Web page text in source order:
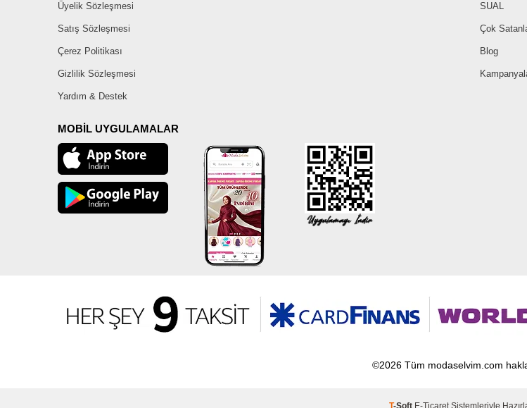
Üyelik Sözleşmesi
Satış Sözleşmesi
Çerez Politikası
Gizlilik Sözleşmesi
Yardım & Destek
SUAL
Çok
Blog
MOBİL UYGULAMALAR
©2026 Tüm modaselvim.com
T-Soft E-Ticaret Sistemleriyle